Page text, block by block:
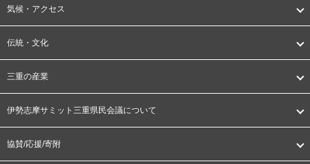
気候・アクセス
伝統・文化
三重の産業
伊勢志摩サミット三重県民会議について
協賛/応援/寄附